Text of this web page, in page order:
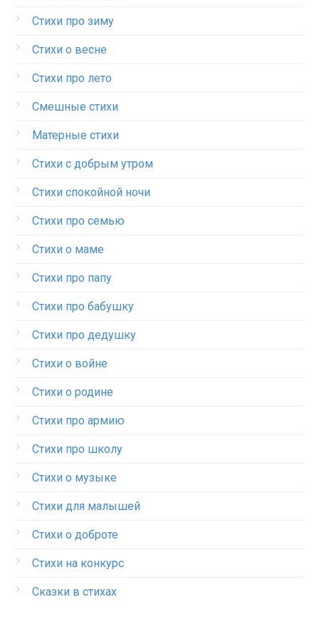
Стихи про зиму
Стихи о весне
Стихи про лето
Смешные стихи
Матерные стихи
Стихи с добрым утром
Стихи спокойной ночи
Стихи про семью
Стихи о маме
Стихи про папу
Стихи про бабушку
Стихи про дедушку
Стихи о войне
Стихи о родине
Стихи про армию
Стихи про школу
Стихи о музыке
Стихи для малышей
Стихи о доброте
Стихи на конкурс
Сказки в стихах